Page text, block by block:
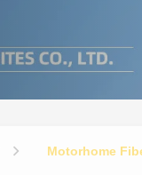
Motorhome